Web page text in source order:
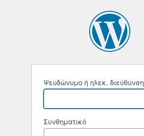
Ψευδώνυμο ή ηλεκ. διεύθυνση
Συνθηματικό